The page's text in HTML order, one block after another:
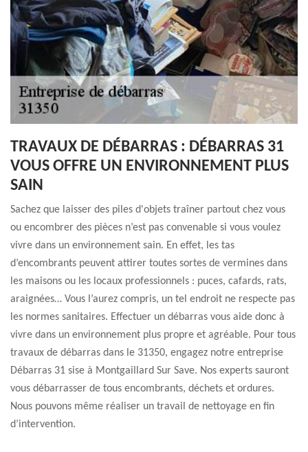
TRAVAUX DE DÉBARRAS : DÉBARRAS 31
VOUS OFFRE UN ENVIRONNEMENT PLUS
SAIN
Sachez que laisser des piles d'objets traîner partout chez vous
ou encombrer des pièces n’est pas convenable si vous voulez
vivre dans un environnement sain. En effet, les tas
d’encombrants peuvent attirer toutes sortes de vermines dans
les maisons ou les locaux professionnels : puces, cafards, rats,
araignées… Vous l’aurez compris, un tel endroit ne respecte pas
les normes sanitaires. Effectuer un débarras vous aide donc à
vivre dans un environnement plus propre et agréable. Pour tous
travaux de débarras dans le 31350, engagez notre entreprise
Débarras 31 sise à Montgaillard Sur Save. Nos experts sauront
vous débarrasser de tous encombrants, déchets et ordures.
Nous pouvons même réaliser un travail de nettoyage en fin
d’intervention.